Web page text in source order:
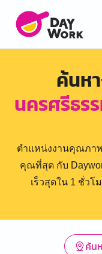
ค้นห
นครศรีธร
ตำแหน่งงานคุณภา
คุณที่สุด กับ
เร็วสุดใน 1 ชั่ว
ค้น